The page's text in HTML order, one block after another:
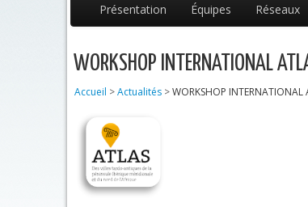
Présentation Équipes Réseaux
WORKSHOP INTERNATIONAL
Accueil >Actualités >WORKSHOP INTERNATIONAL